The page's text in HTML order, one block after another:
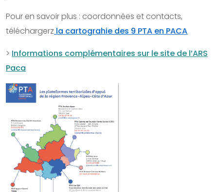
Pour en savoir plus : coordonnées et contacts,
téléchargerz la cartograhie des 9 PTA en PACA
> Informations complémentaires sur le site de l’ARS
Paca